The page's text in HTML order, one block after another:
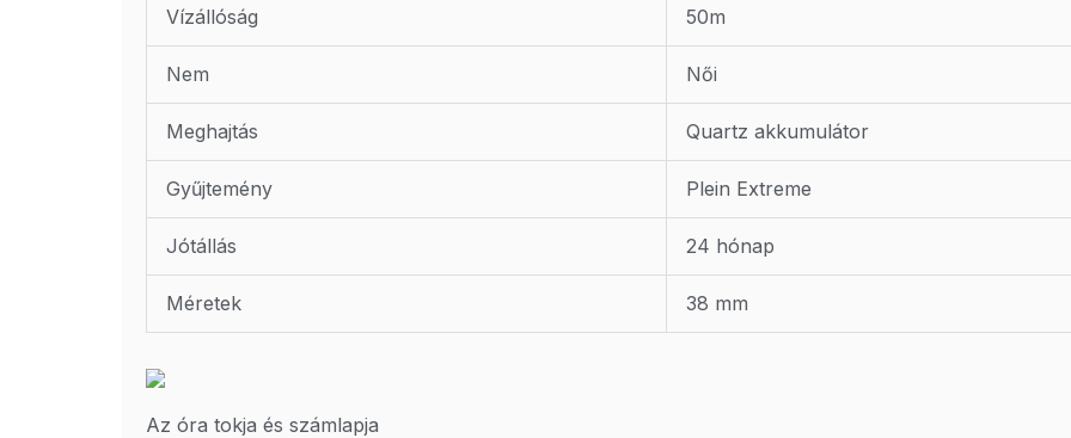
Vízállóság 50m
Nem Női
Meghajtás Quartz akkumulátor
Gyűjtemény Plein Extreme
Jótállás 24 hónap
Méretek 38 mm
Az óra tokja és számlapja